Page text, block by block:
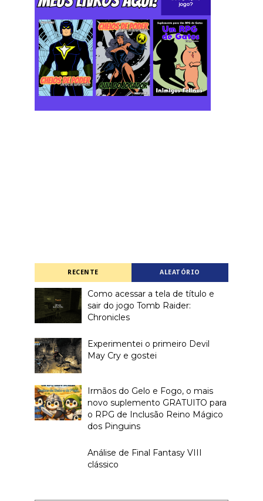
RECENTE ALEATÓRIO
Como acessar a tela de título e
sair do jogo Tomb Raider:
Chronicles
Experimentei o primeiro Devil
May Cry e gostei
Irmãos do Gelo e Fogo, o mais
novo suplemento GRATUITO para
o RPG de Inclusão Reino Mágico
dos Pinguins
Análise de Final Fantasy VIII
clássico